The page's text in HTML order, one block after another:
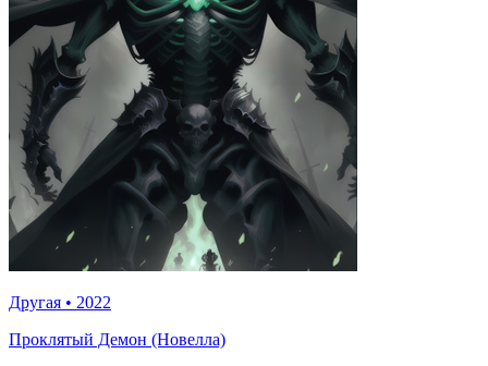
Другая • 2022
Проклятый Демон (Новелла)